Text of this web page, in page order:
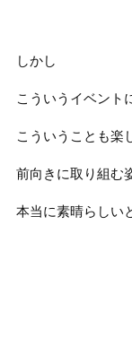
しかし
こういうイベント
こういうことも楽
前向きに取り組む
本当に素晴らしい